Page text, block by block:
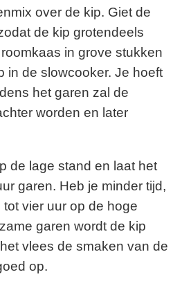
over de kip. Giet de
de kip grotendeels
in grove stukken
in de slowcooker. Je hoeft
het garen zal de
worden en later
de lage stand en laat het
garen. Heb je minder tijd,
vier uur op de hoge
garen wordt de kip
vlees de smaken van de
op.